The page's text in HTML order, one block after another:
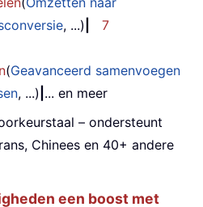
, ...)
7
(Geavanceerd samenvoegen
, ...) ... en meer
– ondersteunt
Chinees en 40+ andere
een boost met